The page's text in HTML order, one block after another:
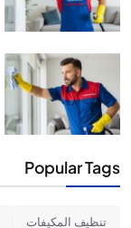
Popular Tags
تنظيف المكيفات